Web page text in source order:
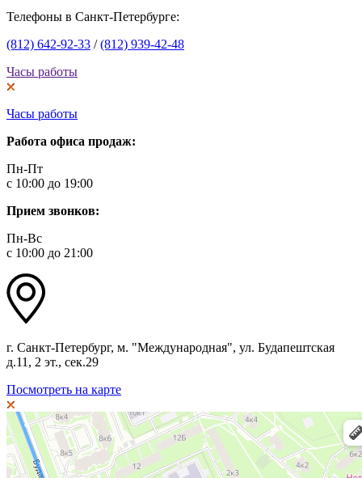
Телефоны в Санкт-Петербурге:
(812) 642-92-33 /(812) 939-42-48
Часы работы
Часы работы
Работа офиса продаж:
Пн-Пт
с 10:00 до 19:00
Прием звонков:
Пн-Вс
с 10:00 до 21:00
г. Санкт-Петербург, м. "Международная", ул. Будапештская
д.11, 2 эт., сек.29
Посмотреть на карте